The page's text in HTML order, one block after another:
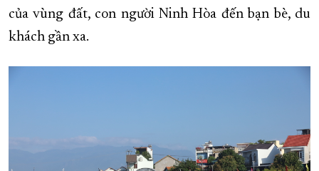
của vùng đất, con người Ninh Hòa đến bạn bè, du
khách gần xa.